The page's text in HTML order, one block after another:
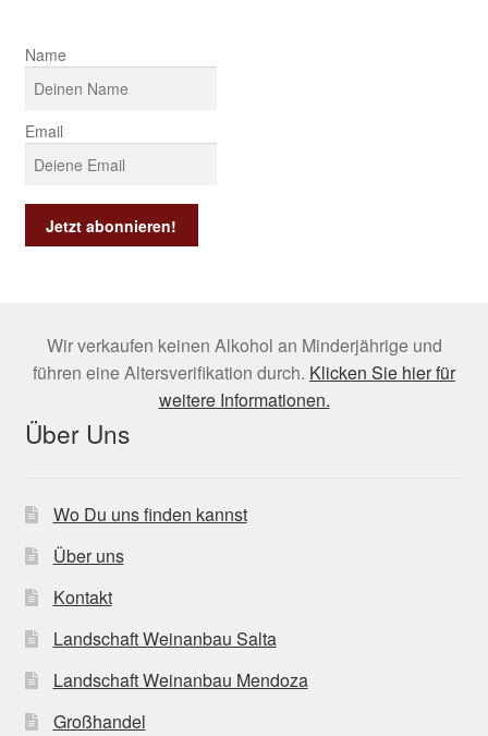
Name
Email
Wir verkaufen keinen Alkohol an Minderjährige und
führen eine Altersverifikation durch. Klicken Sie hier für
weitere Informationen.
Über Uns
Wo Du uns finden kannst
Über uns
Kontakt
Landschaft Weinanbau Salta
Landschaft Weinanbau Mendoza
Großhandel